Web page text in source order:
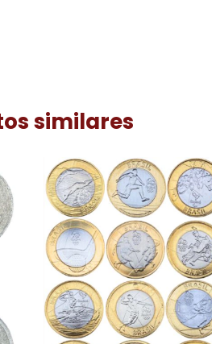
similares